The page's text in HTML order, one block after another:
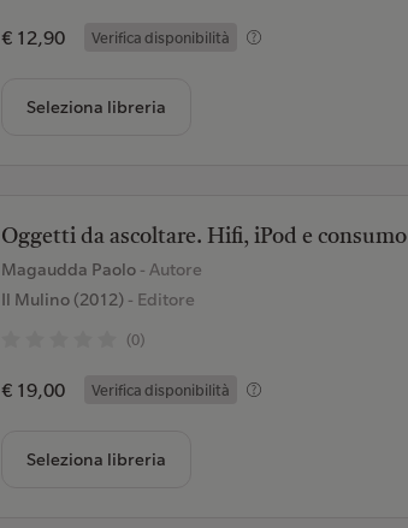
€ 12,90 Verifica disponibilità
Seleziona libreria
Oggetti da ascoltare. Hifi, iPod e
Magaudda Paolo - Autore
Il Mulino (2012)- Editore
(0)
€ 19,00 Verifica disponibilità
Seleziona libreria